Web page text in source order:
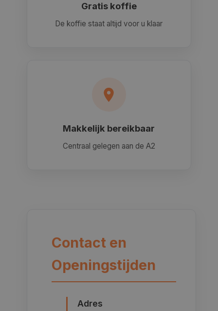
Gratis koffie
De koffie staat altijd voor u klaar
Makkelijk bereikbaar
Centraal gelegen aan de A2
Contact en
Openingstijden
Adres